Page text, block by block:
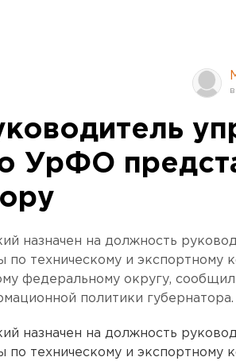
УрФО
назначен на должность
по техническому и
федеральному округу,
политики губернатора.
назначен на должность
по техническому и